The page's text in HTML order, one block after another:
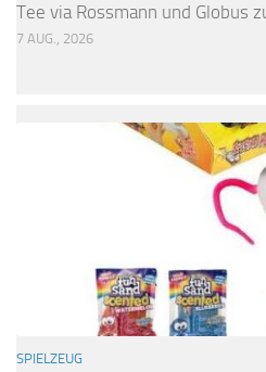
Tee via Rossmann und Globus
7 AUG., 2026
SPIELZEUG